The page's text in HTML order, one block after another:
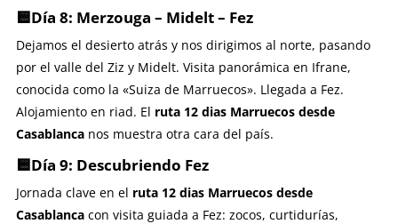
🟨Día 8: Merzouga – Midelt – Fez
Dejamos el desierto atrás y nos dirigimos al norte, pasando
por el valle del Ziz y Midelt. Visita panorámica en Ifrane,
conocida como la «Suiza de Marruecos». Llegada a Fez.
Alojamiento en riad. El ruta 12 dias Marruecos desde
Casablancanos muestra otra cara del país.
🟨Día 9: Descubriendo Fez
Jornada clave en el ruta 12 dias Marruecos desde
Casablancacon visita guiada a Fez: zocos, curtidurías,